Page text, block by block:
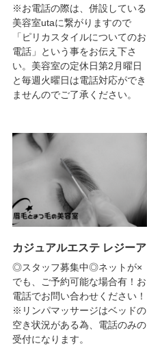
※お電話の際は、併設している
美容室utaに繋がりますので
「ピリカスタイルについてのお
電話」という事をお伝え下さ
い。美容室の定休日第2月曜日
と毎週火曜日は電話対応ができ
ませんのでご了承ください。
カジュアルエステ レジーア
◎スタッフ募集中◎ネットが×
でも、ご予約可能な場合有！お
電話でお問い合わせください！
※リンパマッサージはベッドの
空き状況がある為、電話のみの
受付になります。